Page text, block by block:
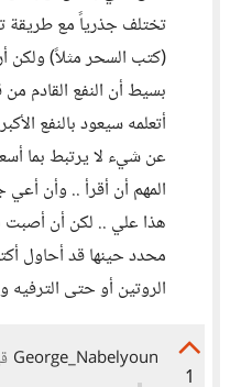
تختلف جذرياً مع طريقة
(كتب السحر مثلاً) ولكن
بسيط أن النفع القادم
أتعلمه سيعود بالنفع
عن شيء لا يرتبط بما
المهم أن أقرأ .. وأن
هذا علي .. لكن أن
محدد حينها قد أحاول
الروتين أو حتى الترفيه
1
George_Nabelyoun